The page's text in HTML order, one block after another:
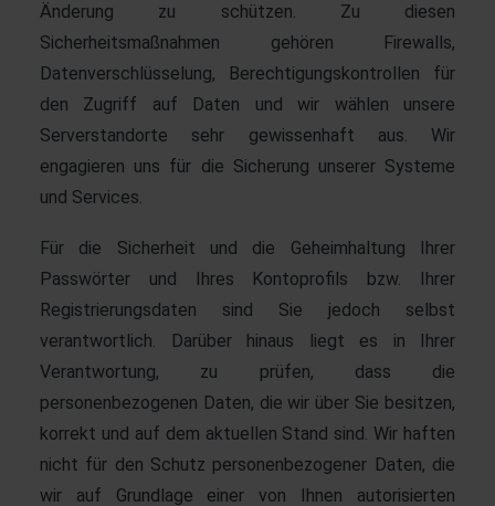
Änderung zu schützen. Zu diesen
Sicherheitsmaßnahmen gehören Firewalls,
Datenverschlüsselung, Berechtigungskontrollen für
den Zugriff auf Daten und wir wählen unsere
Serverstandorte sehr gewissenhaft aus. Wir
engagieren uns für die Sicherung unserer Systeme
und Services.
Für die Sicherheit und die Geheimhaltung Ihrer
Passwörter und Ihres Kontoprofils bzw. Ihrer
Registrierungsdaten sind Sie jedoch selbst
verantwortlich. Darüber hinaus liegt es in Ihrer
Verantwortung, zu prüfen, dass die
personenbezogenen Daten, die wir über Sie besitzen,
korrekt und auf dem aktuellen Stand sind. Wir haften
nicht für den Schutz personenbezogener Daten, die
wir auf Grundlage einer von Ihnen autorisierten